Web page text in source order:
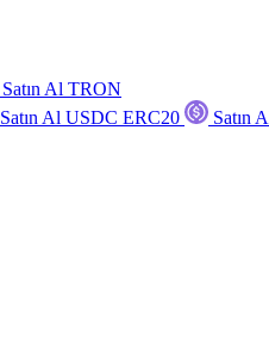
Satın Al TRON
Satın Al USDC ERC20
Satın